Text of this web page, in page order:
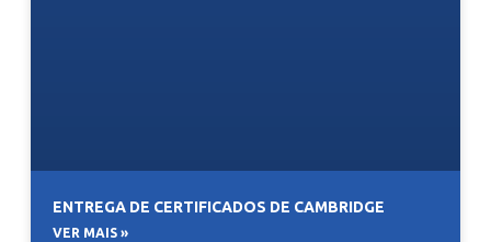
ENTREGA DE CERTIFICADOS DE CAMBRIDGE
VER MAIS »